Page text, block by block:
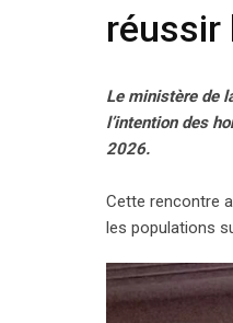
réussir
Le ministère de
l’intention des
2026.
Cette rencontre
les populations